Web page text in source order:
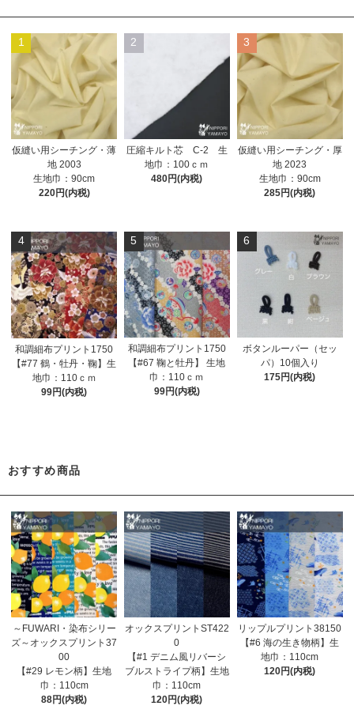
1
仮縫い用シーチング・薄
地 2003
生地巾：90cm
220円(内税)
2
圧縮キルト芯 C-2 生
地巾：100ｃｍ
480円(内税)
3
仮縫い用シーチング・厚
地 2023
生地巾：90cm
285円(内税)
4
和調細布プリント1750
【#77 鶴・牡丹・鞠】生
地巾：110ｃｍ
99円(内税)
5
和調細布プリント1750
【#67 鞠と牡丹】 生地
巾：110ｃｍ
99円(内税)
6
ボタンルーパー（セッ
パ）10個入り
175円(内税)
おすすめ商品
～FUWARI・染布シリー
ズ～オックスプリント37
00
【#29 レモン柄】生地
巾：110cm
88円(内税)
オックスプリントST422
0
【#1 デニム風リバーシ
ブルストライプ柄】生地
巾：110cm
120円(内税)
リップルプリント38150
【#6 海の生き物柄】生
地巾：110cm
120円(内税)